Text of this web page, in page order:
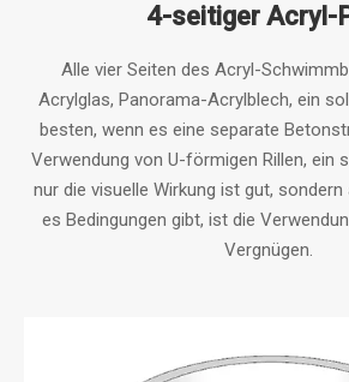
4-seitiger Acryl-
Alle vier Seiten des Acryl-
Acrylglas, Panorama-Acrylblech, ein
besten, wenn es eine separate
Verwendung von U-förmigen Rillen, ein
nur die visuelle Wirkung ist gut,
es Bedingungen gibt, ist die
Vergnügen.